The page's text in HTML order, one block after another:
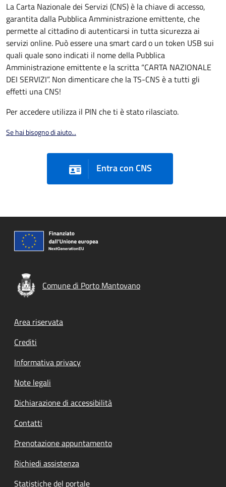
La Carta Nazionale dei Servizi (CNS) è la chiave di accesso,
garantita dalla Pubblica Amministrazione emittente, che
permette al cittadino di autenticarsi in tutta sicurezza ai
servizi online. Può essere una smart card o un token USB sui
quali quale sono indicati il nome della Pubblica
Amministrazione emittente e la scritta “CARTA NAZIONALE
DEI SERVIZI”. Non dimenticare che la TS-CNS è a tutti gli
effetti una CNS!
Per accedere utilizza il PIN che ti è stato rilasciato.
Se hai bisogno di aiuto...
Entra con CNS
Comune di Porto Mantovano
Footer menu
Area riservata
Crediti
Informativa privacy
Note legali
Dichiarazione di accessibilità
Contatti
Prenotazione appuntamento
Richiedi assistenza
Statistiche del portale